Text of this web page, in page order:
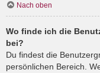
Nach oben
Wo finde ich die
bei?
Du findest die
persönlichen Bereich.